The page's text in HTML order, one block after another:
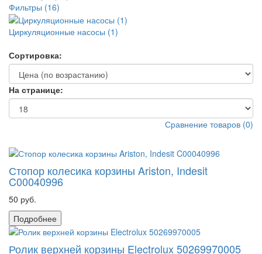
Фильтры (16)
Циркуляционные насосы (1)
Сортировка:
На странице:
Сравнение товаров (0)
Стопор колесика корзины Ariston, Indesit
C00040996
50 руб.
Подробнее
Ролик верхней корзины Electrolux 50269970005